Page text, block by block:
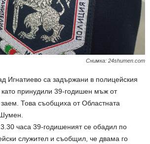
Снимка: 24shumen.com
Игнатиево са задържани в полицейския
принудили 39-годишен мъж от
Това съобщиха от Областната
часа 39-годишеният се обадил по
служител и съобщил, че двама го